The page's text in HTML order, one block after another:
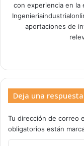
con experiencia en la
aportaciones de
Deja una respuesta
Tu dirección de correo
obligatorios están